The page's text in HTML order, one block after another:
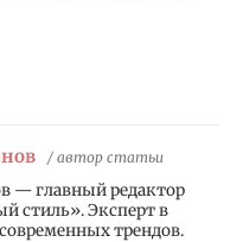
/ автор статьи
— главный редактор
стиль». Эксперт в
трендов.